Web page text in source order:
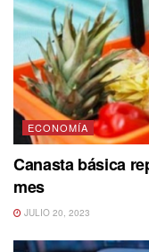
ECONOMÍA
Canasta básica
mes
JULIO 20, 2023